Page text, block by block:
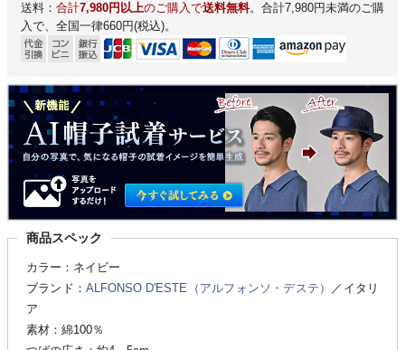
送料： 合計7,980円以上のご購入で送料無料。合計7,980円未満のご購
入で、全国一律660円(税込)。
商品スペック
カラー：ネイビー
ブランド：ALFONSO D'ESTE（アルフォンソ・デステ）
／イタリ
ア
素材：綿100％